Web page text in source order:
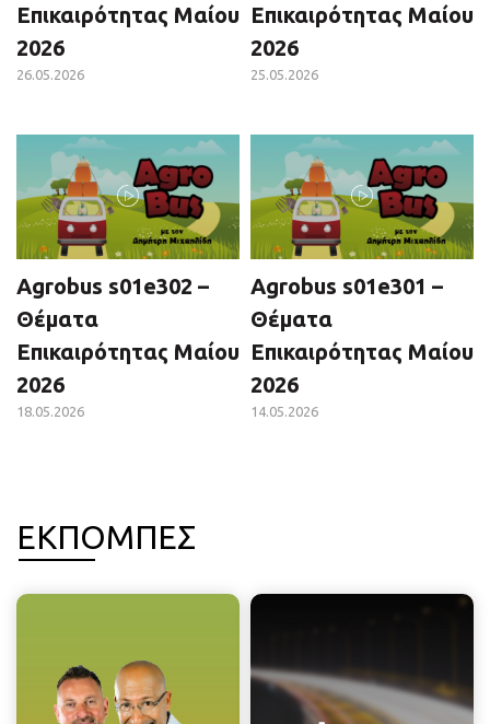
Επικαιρότητας Μαίου
2026
26.05.2026
Επικαιρότητας Μαίου
2026
25.05.2026
Agrobus s01e302 –
Θέματα
Επικαιρότητας Μαίου
2026
18.05.2026
Agrobus s01e301 –
Θέματα
Επικαιρότητας Μαίου
2026
14.05.2026
ΕΚΠΟΜΠΕΣ